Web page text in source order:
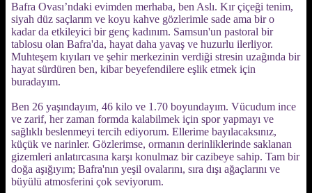
Bafra Ovası’ndaki evimden merhaba, ben Aslı. Kır çiçeği tenim,
siyah düz saçlarım ve koyu kahve gözlerimle sade ama bir o
kadar da etkileyici bir genç kadınım. Samsun'un pastoral bir
tablosu olan Bafra'da, hayat daha yavaş ve huzurlu ilerliyor.
Muhteşem kıyıları ve şehir merkezinin verdiği stresin uzağında bir
hayat sürdüren ben, kibar beyefendilere eşlik etmek için
buradayım.
Ben 26 yaşındayım, 46 kilo ve 1.70 boyundayım. Vücudum ince
ve zarif, her zaman formda kalabilmek için spor yapmayı ve
sağlıklı beslenmeyi tercih ediyorum. Ellerime bayılacaksınız,
küçük ve narinler. Gözlerimse, ormanın derinliklerinde saklanan
gizemleri anlatırcasına karşı konulmaz bir cazibeye sahip. Tam bir
doğa aşığıyım; Bafra'nın yeşil ovalarını, sıra dışı ağaçlarını ve
büyülü atmosferini çok seviyorum.